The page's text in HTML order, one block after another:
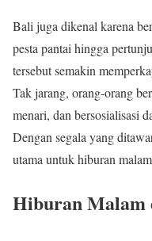
Bali juga dikenal karena
pesta pantai hingga
tersebut semakin
Tak jarang, orang-orang
menari, dan bersosialisasi
Dengan segala yang
utama untuk hiburan
Hiburan Malam